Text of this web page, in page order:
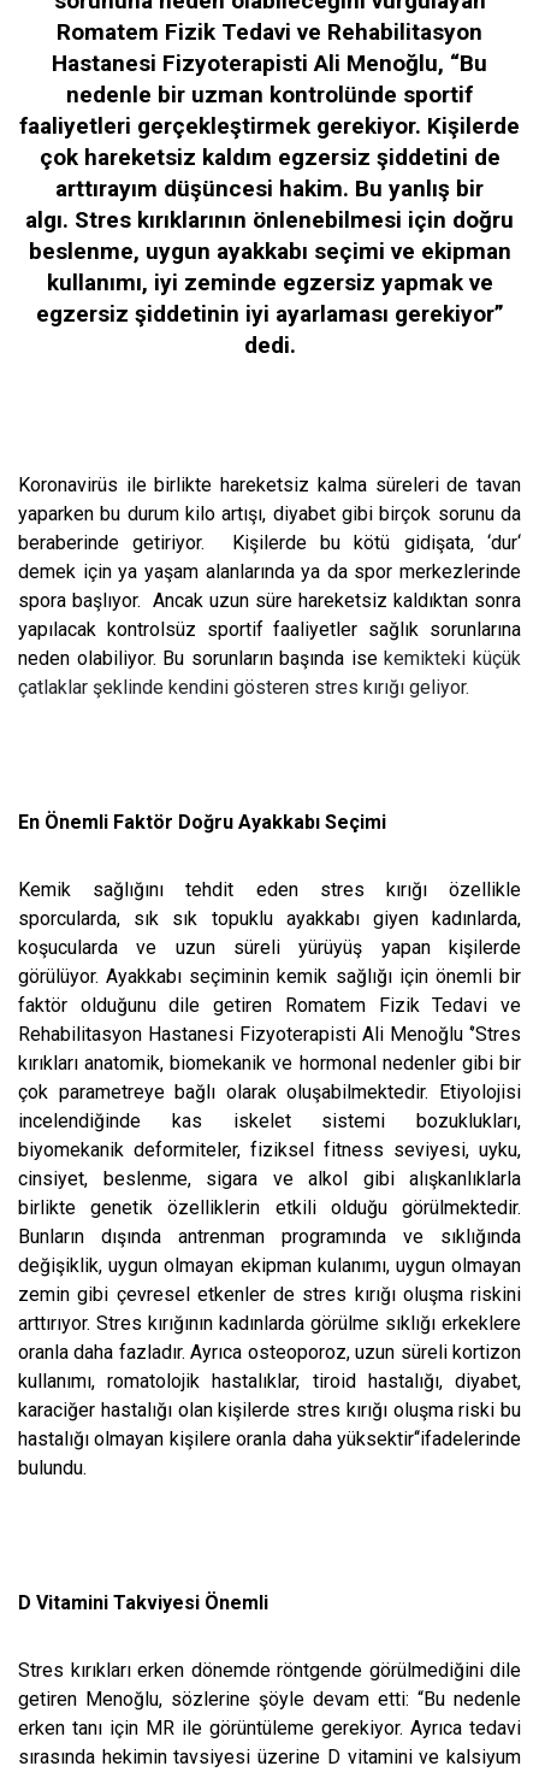
Romatem Fizik Tedavi ve Rehabilitasyon
Hastanesi Fizyoterapisti Ali Menoğlu, “Bu
nedenle bir uzman kontrolünde sportif
faaliyetleri gerçekleştirmek gerekiyor. Kişilerde
çok hareketsiz kaldım egzersiz şiddetini de
arttırayım düşüncesi hakim. Bu yanlış bir
algı. Stres kırıklarının önlenebilmesi için doğru
beslenme, uygun ayakkabı seçimi ve ekipman
kullanımı, iyi zeminde egzersiz yapmak ve
egzersiz şiddetinin iyi ayarlaması gerekiyor”
dedi.
Koronavirüs ile birlikte hareketsiz kalma süreleri de tavan
yaparken bu durum kilo artışı, diyabet gibi birçok sorunu da
beraberinde getiriyor. Kişilerde bu kötü gidişata‚ ‘dur‘
demek için ya yaşam alanlarında ya da spor merkezlerinde
spora başlıyor. Ancak uzun süre hareketsiz kaldıktan sonra
yapılacak kontrolsüz sportif faaliyetler sağlık sorunlarına
neden olabiliyor. Bu sorunların başında isekemikteki küçük
çatlaklar şeklinde kendini gösteren stres kırığı geliyor.
En Önemli Faktör Doğru Ayakkabı Seçimi
Kemik sağlığını tehdit eden stres kırığı özellikle
sporcularda, sık sık topuklu ayakkabı giyen kadınlarda,
koşucularda ve uzun süreli yürüyüş yapan kişilerde
görülüyor. Ayakkabı seçiminin kemik sağlığı için önemli bir
faktör olduğunu dile getiren Romatem Fizik Tedavi ve
Rehabilitasyon Hastanesi Fizyoterapisti Ali Menoğlu ‘’Stres
kırıkları anatomik, biomekanik ve hormonal nedenler gibi bir
çok parametreye bağlı olarak oluşabilmektedir. Etiyolojisi
incelendiğinde kas iskelet sistemi bozuklukları,
biyomekanik deformiteler, fiziksel fitness seviyesi, uyku,
cinsiyet, beslenme, sigara ve alkol gibi alışkanlıklarla
birlikte genetik özelliklerin etkili olduğu görülmektedir.
Bunların dışında antrenman programında ve sıklığında
değişiklik, uygun olmayan ekipman kulanımı, uygun olmayan
zemin gibi çevresel etkenler de stres kırığı oluşma riskini
arttırıyor. Stres kırığının kadınlarda görülme sıklığı erkeklere
oranla daha fazladır. Ayrıca osteoporoz, uzun süreli kortizon
kullanımı, romatolojik hastalıklar, tiroid hastalığı, diyabet,
karaciğer hastalığı olan kişilerde stres kırığı oluşma riski bu
hastalığı olmayan kişilere oranla daha yüksektir‘‘ifadelerinde
bulundu.
D Vitamini Takviyesi Önemli
Stres kırıkları erken dönemde röntgende görülmediğini dile
getiren Menoğlu, sözlerine şöyle devam etti: “Bu nedenle
erken tanı için MR ile görüntüleme gerekiyor. Ayrıca tedavi
sırasında hekimin tavsiyesi üzerine D vitamini ve kalsiyum